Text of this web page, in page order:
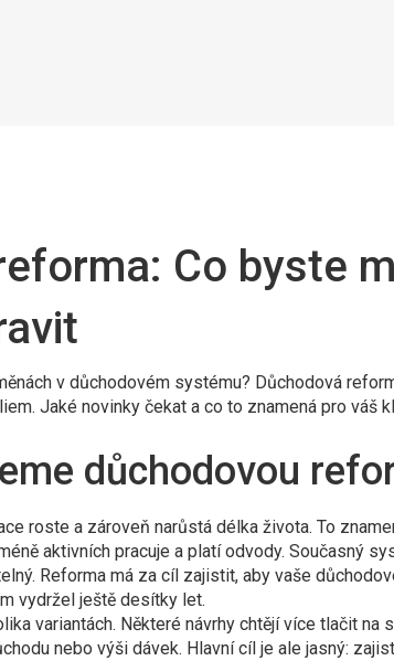
Co byste
v důchodovém systému? Důchodová
Jaké novinky čekat a co to znamená pro váš
důchodovou
roste a zároveň narůstá délka života. To
aktivních pracuje a platí odvody. Současný
Reforma má za cíl zajistit, aby vaše
vydržel ještě desítky let.
variantách. Některé návrhy chtějí více tlačit na
nebo výši dávek. Hlavní cíl je ale jasný: